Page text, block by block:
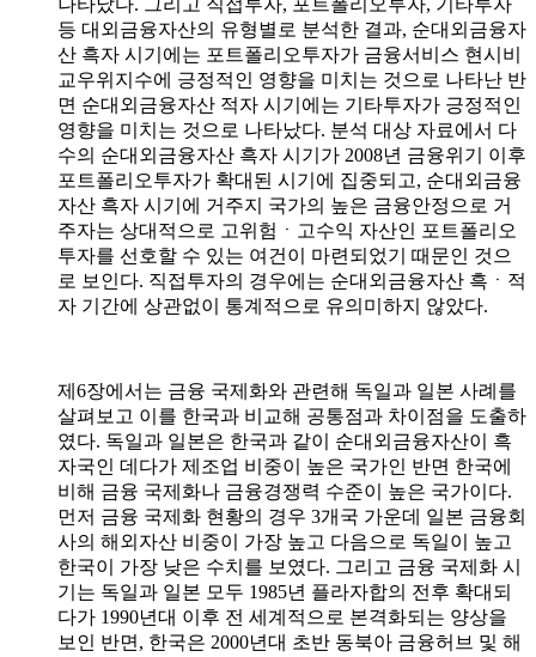
나타났다. 그리고 직접투자, 포트폴리오투자, 기타투자
등 대외금융자산의 유형별로 분석한 결과, 순대외금융자
산 흑자 시기에는 포트폴리오투자가 금융서비스 현시비
교우위지수에 긍정적인 영향을 미치는 것으로 나타난 반
면 순대외금융자산 적자 시기에는 기타투자가 긍정적인
영향을 미치는 것으로 나타났다. 분석 대상 자료에서 다
수의 순대외금융자산 흑자 시기가 2008년 금융위기 이후
포트폴리오투자가 확대된 시기에 집중되고, 순대외금융
자산 흑자 시기에 거주지 국가의 높은 금융안정으로 거
주자는 상대적으로 고위험ㆍ고수익 자산인 포트폴리오
투자를 선호할 수 있는 여건이 마련되었기 때문인 것으
로 보인다. 직접투자의 경우에는 순대외금융자산 흑ㆍ적
자 기간에 상관없이 통계적으로 유의미하지 않았다.
제6장에서는 금융 국제화와 관련해 독일과 일본 사례를
살펴보고 이를 한국과 비교해 공통점과 차이점을 도출하
였다. 독일과 일본은 한국과 같이 순대외금융자산이 흑
자국인 데다가 제조업 비중이 높은 국가인 반면 한국에
비해 금융 국제화나 금융경쟁력 수준이 높은 국가이다.
먼저 금융 국제화 현황의 경우 3개국 가운데 일본 금융회
사의 해외자산 비중이 가장 높고 다음으로 독일이 높고
한국이 가장 낮은 수치를 보였다. 그리고 금융 국제화 시
기는 독일과 일본 모두 1985년 플라자합의 전후 확대되
다가 1990년대 이후 전 세계적으로 본격화되는 양상을
보인 반면, 한국은 2000년대 초반 동북아 금융허브 및 해